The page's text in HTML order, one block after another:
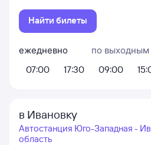
Найти билеты
ежедневно
07:00
17:30
по выходным
09:00
в Ивановку
Автостанция Юго-Западная -
область